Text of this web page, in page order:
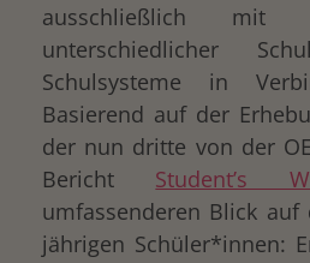
ausschließlich mit
unterschiedlicher
Schulsysteme in
Basierend auf der
der nun dritte von der
Bericht Student’s
umfassenderen Blick auf
jährigen Schüler*innen: